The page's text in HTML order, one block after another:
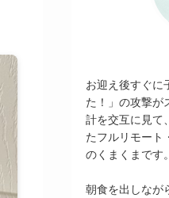
お迎え後すぐに
た！」の攻撃が
計を交互に見て
たフルリモート
のくまくまです。
朝食を出しなが